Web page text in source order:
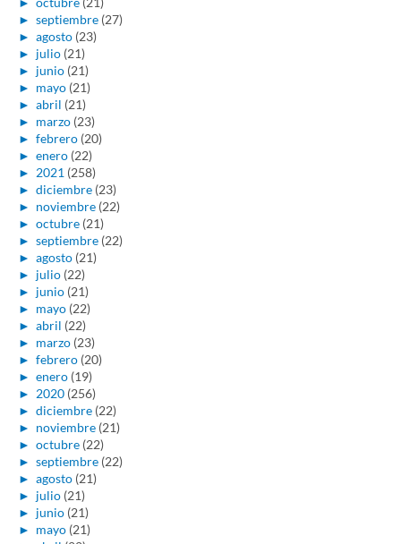
► septiembre (27)
► agosto (23)
► julio (21)
► junio (21)
► mayo (21)
► abril (21)
► marzo (23)
► febrero (20)
► enero (22)
► 2021 (258)
► diciembre (23)
► noviembre (22)
► octubre (21)
► septiembre (22)
► agosto (21)
► julio (22)
► junio (21)
► mayo (22)
► abril (22)
► marzo (23)
► febrero (20)
► enero (19)
► 2020 (256)
► diciembre (22)
► noviembre (21)
► octubre (22)
► septiembre (22)
► agosto (21)
► julio (21)
► junio (21)
► mayo (21)